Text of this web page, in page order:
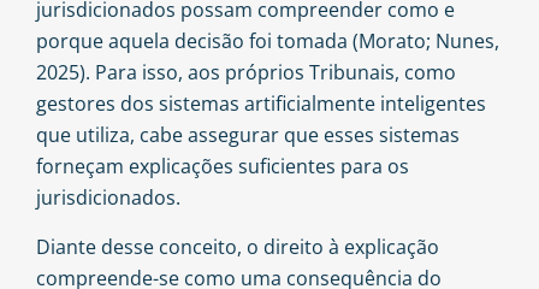
jurisdicionados possam compreender como e
porque aquela decisão foi tomada (Morato; Nunes,
2025). Para isso, aos próprios Tribunais, como
gestores dos sistemas artificialmente inteligentes
que utiliza, cabe assegurar que esses sistemas
forneçam explicações suficientes para os
jurisdicionados.
Diante desse conceito, o direito à explicação
compreende-se como uma consequência do